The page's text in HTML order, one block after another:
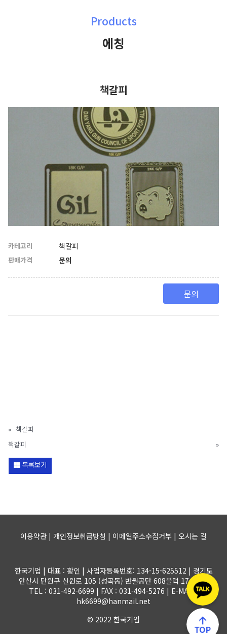
Products
에칭
책갈피
카테고리 책갈피
판매가격
문의
« 책갈피
책갈피
»
목록보기
이용약관 | 개인정보취급방침 | 이메일주소수집거부 | 오시는 길
한국기업 | 대표 : 황인 | 사업자등록번호: 134-15-625512 | 경기도
안산시 단원구 신원로 105 (성곡동) 반월공단 608블럭 17-1롯트
TEL : 031-492-6699 | FAX : 031-494-5276 | E-MAIL :
hk6699@hanmail.net
© 2022 한국기업